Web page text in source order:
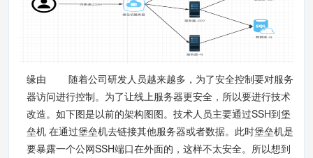
缘由 随着公司研发人员越来越多，为了安全控制要对服务
器访问进行控制。为了让线上服务器更安全，所以要进行技术
改造。如下图是以前的架构图图。技术人员主要通过SSH到堡
垒机 在通过堡垒机去链接其他服务器或者数据。此时堡垒机是
要暴露一个公网SSH端口在外面的，这样不太安全。所以想到